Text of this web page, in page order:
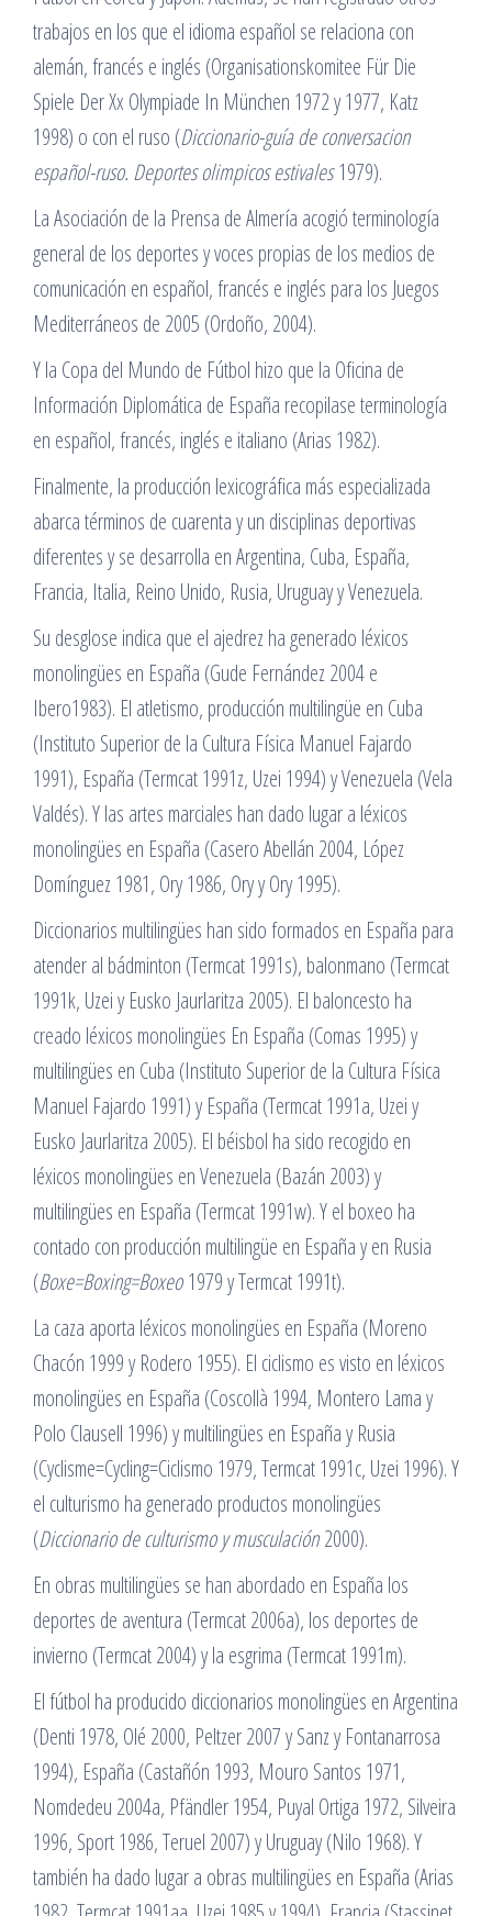
trabajos en los que el idioma español se relaciona con
alemán, francés e inglés (Organisationskomitee Für Die
Spiele Der Xx Olympiade In München 1972 y 1977, Katz
1998) o con el ruso (Diccionario-guía de conversacion
español-ruso. Deportes olimpicos estivales1979).
La Asociación de la Prensa de Almería acogió terminología
general de los deportes y voces propias de los medios de
comunicación en español, francés e inglés para los Juegos
Mediterráneos de 2005 (Ordoño, 2004).
Y la Copa del Mundo de Fútbol hizo que la Oficina de
Información Diplomática de España recopilase terminología
en español, francés, inglés e italiano (Arias 1982).
Finalmente, la producción lexicográfica más especializada
abarca términos de cuarenta y un disciplinas deportivas
diferentes y se desarrolla en Argentina, Cuba, España,
Francia, Italia, Reino Unido, Rusia, Uruguay y Venezuela.
Su desglose indica que el ajedrez ha generado léxicos
monolingües en España (Gude Fernández 2004 e
Ibero1983). El atletismo, producción multilingüe en Cuba
(Instituto Superior de la Cultura Física Manuel Fajardo
1991), España (Termcat 1991z, Uzei 1994) y Venezuela (Vela
Valdés). Y las artes marciales han dado lugar a léxicos
monolingües en España (Casero Abellán 2004, López
Domínguez 1981, Ory 1986, Ory y Ory 1995).
Diccionarios multilingües han sido formados en España para
atender al bádminton (Termcat 1991s), balonmano (Termcat
1991k, Uzei y Eusko Jaurlaritza 2005). El baloncesto ha
creado léxicos monolingües En España (Comas 1995) y
multilingües en Cuba (Instituto Superior de la Cultura Física
Manuel Fajardo 1991) y España (Termcat 1991a, Uzei y
Eusko Jaurlaritza 2005). El béisbol ha sido recogido en
léxicos monolingües en Venezuela (Bazán 2003) y
multilingües en España (Termcat 1991w). Y el boxeo ha
contado con producción multilingüe en España y en Rusia
(Boxe=Boxing=Boxeo1979 y Termcat 1991t).
La caza aporta léxicos monolingües en España (Moreno
Chacón 1999 y Rodero 1955). El ciclismo es visto en léxicos
monolingües en España (Coscollà 1994, Montero Lama y
Polo Clausell 1996) y multilingües en España y Rusia
(Cyclisme=Cycling=Ciclismo 1979, Termcat 1991c, Uzei 1996). Y
el culturismo ha generado productos monolingües
(Diccionario de culturismo y musculación2000).
En obras multilingües se han abordado en España los
deportes de aventura (Termcat 2006a), los deportes de
invierno (Termcat 2004) y la esgrima (Termcat 1991m).
El fútbol ha producido diccionarios monolingües en Argentina
(Denti 1978, Olé 2000, Peltzer 2007 y Sanz y Fontanarrosa
1994), España (Castañón 1993, Mouro Santos 1971,
Nomdedeu 2004a, Pfändler 1954, Puyal Ortiga 1972, Silveira
1996, Sport 1986, Teruel 2007) y Uruguay (Nilo 1968). Y
también ha dado lugar a obras multilingües en España (Arias